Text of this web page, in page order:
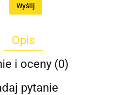
Wyślij
Opis
i oceny (0)
pytanie